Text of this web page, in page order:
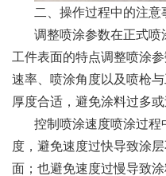
二、操作过程中的注意
调整喷涂参数在正式喷
工件表面的特点调整喷涂
速率、喷涂角度以及喷枪
厚度合适，避免涂料过多
控制喷涂速度喷涂过程
度，避免速度过快导致涂
面；也避免速度过慢导致